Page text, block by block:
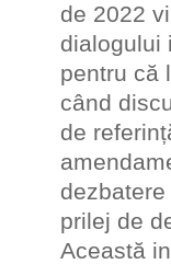
de 2022
dialogului
pentru că
când
de
prilej de
Această